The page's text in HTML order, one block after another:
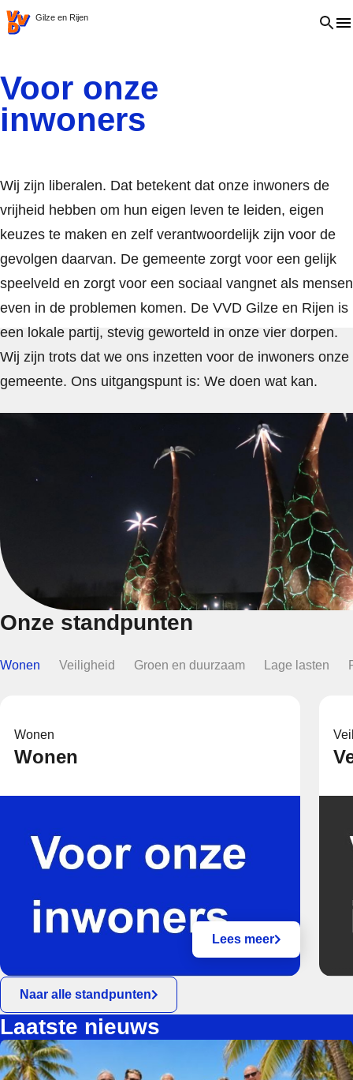
VVD.nlGilze en Rijen Open
Voor onze
inwoners
Wij zijn liberalen. Dat betekent dat onze inwoners de
vrijheid hebben om hun eigen leven te leiden, eigen
keuzes te maken en zelf verantwoordelijk zijn voor de
gevolgen daarvan. De gemeente zorgt voor een gelijk
speelveld en zorgt voor een sociaal vangnet als mensen
even in de problemen komen. De VVD Gilze en Rijen is
een lokale partij, stevig geworteld in onze vier dorpen.
Wij zijn trots dat we ons inzetten voor de inwoners onze
gemeente. Ons uitgangspunt is: We doen wat kan.
Onze standpunten
Wonen Veiligheid Groen en duurzaam Lage lasten
Wonen
Wonen
Lees meer
Naar alle standpunten
Laatste nieuws